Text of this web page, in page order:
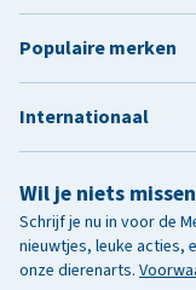
Wil je niets
Schrijf je nu in voor de
nieuwtjes, leuke acties,
onze dierenarts.
Populaire merken
Internationaal